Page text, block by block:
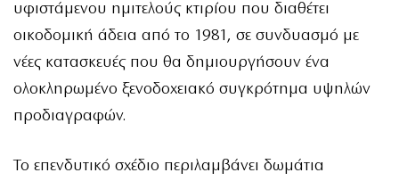
υφιστάμενου ημιτελούς κτιρίου που διαθέτει
οικοδομική άδεια από το 1981, σε συνδυασμό με
νέες κατασκευές που θα δημιουργήσουν ένα
ολοκληρωμένο ξενοδοχειακό συγκρότημα υψηλών
προδιαγραφών.
Το επενδυτικό σχέδιο περιλαμβάνει δωμάτια